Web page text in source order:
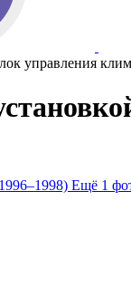
управления
Ещё 1